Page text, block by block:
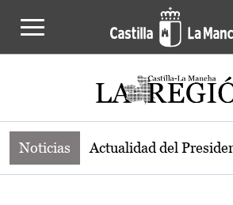
Noticias de la región
Noticias Actualidad del